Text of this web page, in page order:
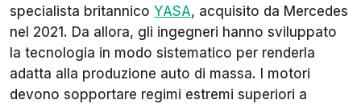
specialista britannico YASA, acquisito da Mercedes
nel 2021. Da allora, gli ingegneri hanno sviluppato
la tecnologia in modo sistematico per renderla
adatta alla produzione auto di massa. I motori
devono sopportare regimi estremi superiori a